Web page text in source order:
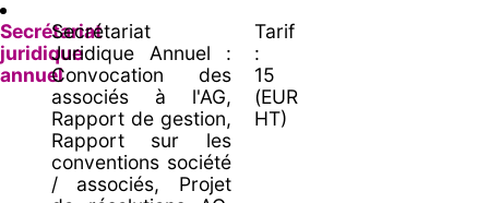
Secrétariat
juridique
annuel
Secrétariat
Juridique Annuel :
Convocation des
associés à l'AG,
Rapport de gestion,
Rapport sur les
conventions société
/ associés, Projet
Tarif
:
15
(EUR
HT)